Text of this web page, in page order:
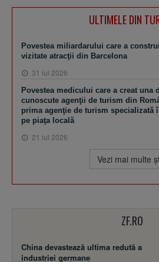
ULTIMELE DIN
Povestea miliardarului care a
vizitate atracţii din Barcelona
31 iul 2026
Povestea medicului care a creat una
cunoscute agenţii de turism din
prima agenţie de turism specializată
pe piaţa locală
21 iul 2026
Vezi mai multe
ZF.RO
China devastează ultima redută a
industriei germane